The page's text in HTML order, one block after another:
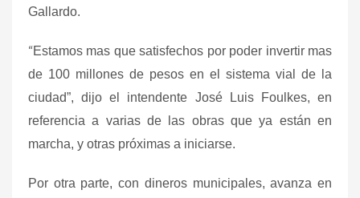
Gallardo.
“Estamos mas que satisfechos por poder invertir mas
de 100 millones de pesos en el sistema vial de la
ciudad”, dijo el intendente José Luis Foulkes, en
referencia a varias de las obras que ya están en
marcha, y otras próximas a iniciarse.
Por otra parte, con dineros municipales, avanza en